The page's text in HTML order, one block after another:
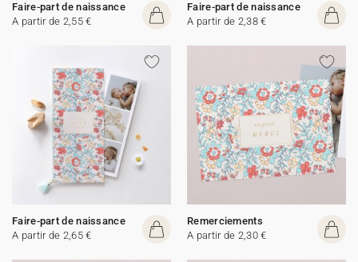
Faire-part de naissance
A partir de 2,55 €
Faire-part de naissance
A partir de 2,38 €
Faire-part de naissance
A partir de 2,65 €
Remerciements
A partir de 2,30 €